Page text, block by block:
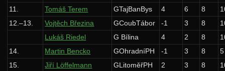
11.
Tomáš Terem GTajBanBys 4 6 8
12.–13.
Vojtěch Březina GCoubTábor -1 3 8
Lukáš Riedel
G Bílina 4 2 8
14.
Martin Bencko GOhradníPH -1 3 8
5
15.
Jiří Löffelmann GLitoměřPH 2 3 8
29. ročník: 16/17
28. ročník: 15/16
Zadání 1. série
Řešení